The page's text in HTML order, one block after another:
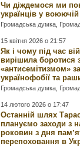
Чи діждемося ми
українців у воюючій
Громадська думка
15 квітня 2026 о 21:57
Як і чому під час
вирішила боротися
«антисемітизмом»
українофобії та
Громадська думка
14 лютого 2026 о 17:47
Останній шлях
плануємо заходи з
роковин з дня
перепоховання в